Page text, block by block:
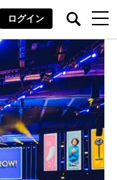
ログイン